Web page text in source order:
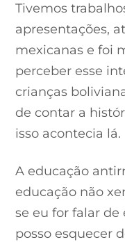
Tivemos
apresentações,
mexicanas e foi
perceber esse
crianças
de contar a
isso acontecia lá.
A educação
educação não
se eu for falar
posso esquecer